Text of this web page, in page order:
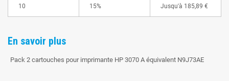
10 15% Jusqu'à 185,89 €
En savoir plus
Pack 2 cartouches pour imprimante HP 3070 A équivalent N9J73AE